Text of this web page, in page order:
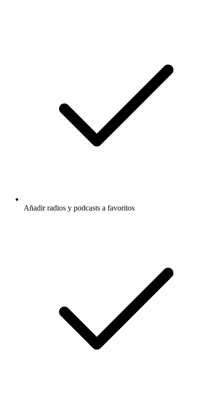
Añadir radios y podcasts a favoritos